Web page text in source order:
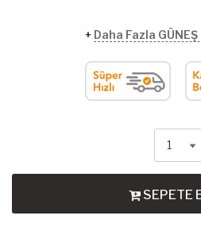
+ Daha Fazla GÜNEŞ
SEPETE